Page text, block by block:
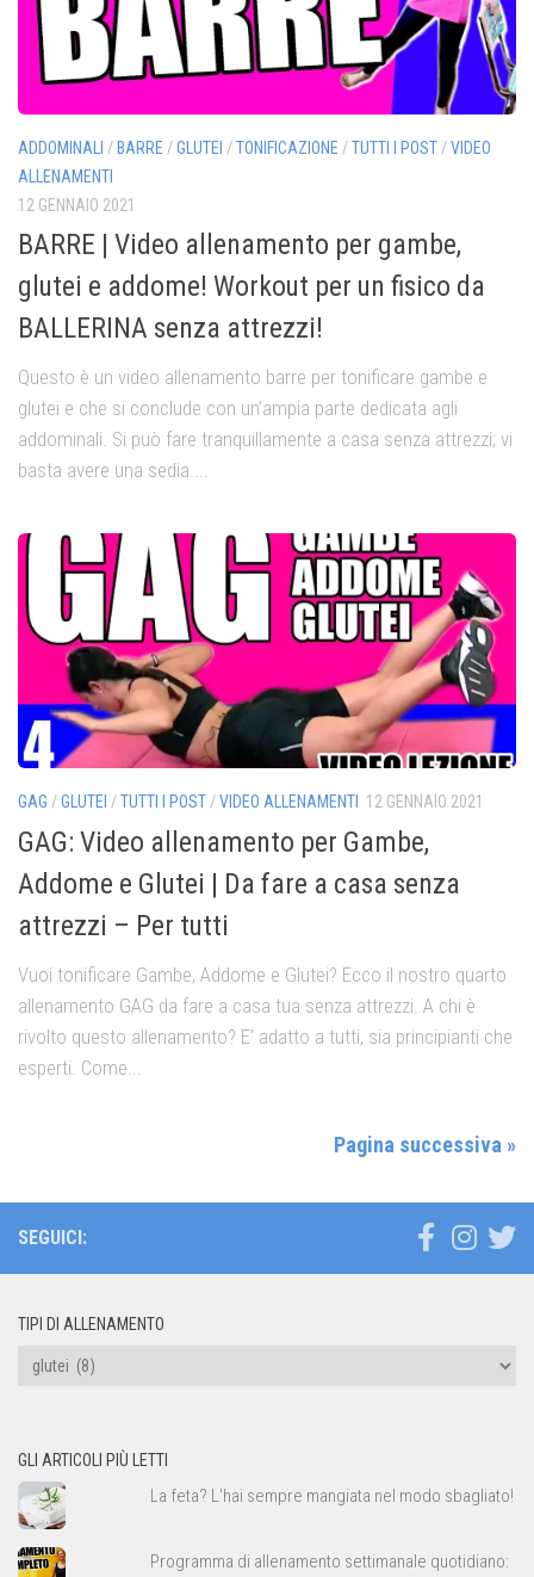
ADDOMINALI / BARRE /GLUTEI /TONIFICAZIONE /TUTTI I POST/VIDEO
ALLENAMENTI
12 GENNAIO 2021
BARRE | Video allenamento per gambe,
glutei e addome! Workout per un fisico da
BALLERINA senza attrezzi!
Questo è un video allenamento barre per tonificare gambe e
glutei e che si conclude con un’ampia parte dedicata agli
addominali. Si può fare tranquillamente a casa senza attrezzi; vi
basta avere una sedia....
GAG /GLUTEI /TUTTI I POST/VIDEO ALLENAMENTI 12 GENNAIO 2021
GAG: Video allenamento per Gambe,
Addome e Glutei | Da fare a casa senza
attrezzi – Per tutti
Vuoi tonificare Gambe, Addome e Glutei? Ecco il nostro quarto
allenamento GAG da fare a casa tua senza attrezzi. A chi è
rivolto questo allenamento? E’ adatto a tutti, sia principianti che
esperti. Come...
Pagina successiva »
SEGUICI:
TIPI DI ALLENAMENTO
Tipi
GLI ARTICOLI PIÙ LETTI
La feta? L'hai sempre mangiata nel modo sbagliato!
Programma di allenamento settimanale quotidiano: